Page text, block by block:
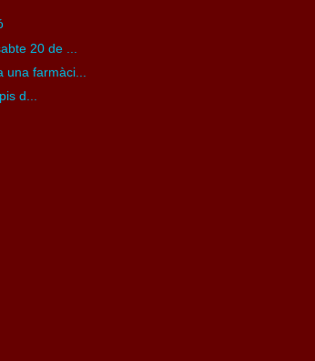
20 de ...
farmàci...
d...